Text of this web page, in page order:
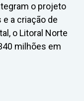
o projeto
a criação de
o Litoral Norte
milhões em